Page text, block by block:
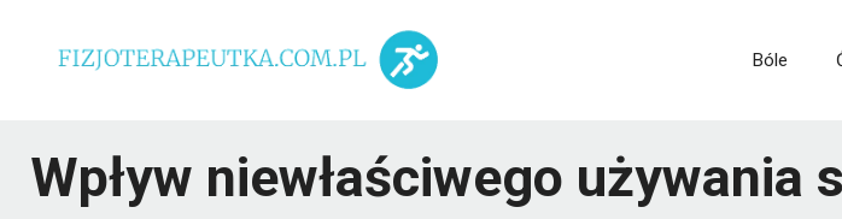
Bóle
Wpływ niewłaściwego